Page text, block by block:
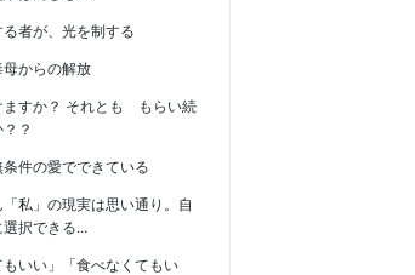
者が、光を制する
からの解放
ますか？ それとも もらい続
？
件の愛でできている
「私」の現実は思い通り。自
択できる...
もいい」「食べなくてもい